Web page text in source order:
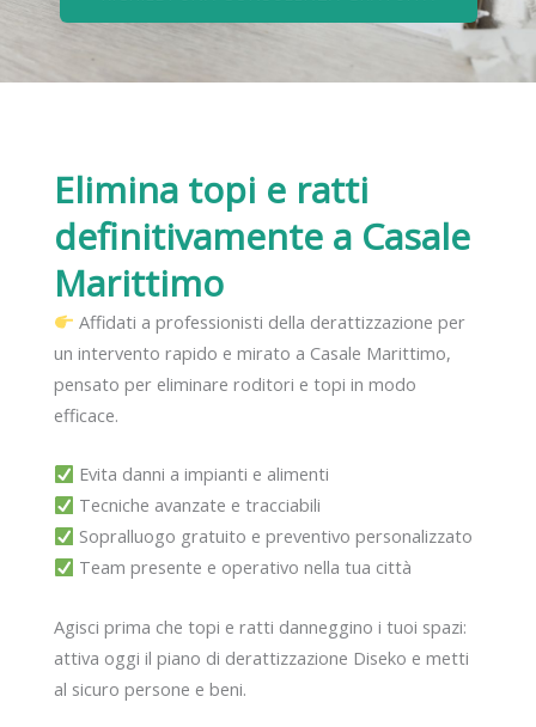
Elimina topi e ratti
definitivamente a Casale
Marittimo
Affidati a professionisti della derattizzazione per
un intervento rapido e mirato a Casale Marittimo,
pensato per eliminare roditori e topi in modo
efficace.
Evita danni a impianti e alimenti
Tecniche avanzate e tracciabili
Sopralluogo gratuito e preventivo personalizzato
Team presente e operativo nella tua città
Agisci prima che topi e ratti danneggino i tuoi spazi:
attiva oggi il piano di derattizzazione Diseko e metti
al sicuro persone e beni.